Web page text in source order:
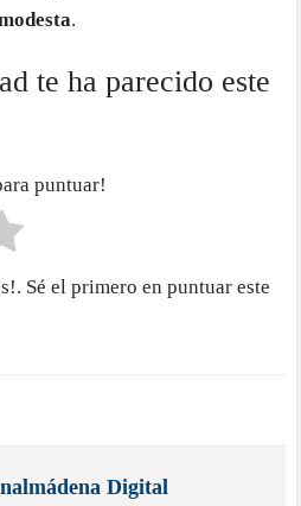
.
te ha parecido este
puntuar!
Sé el primero en puntuar este
Digital